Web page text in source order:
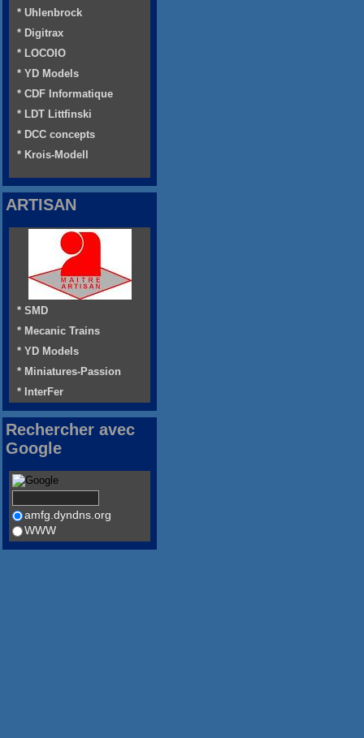
* Uhlenbrock
* Digitrax
* LOCOIO
* YD Models
* CDF Informatique
* LDT Littfinski
* DCC concepts
* Krois-Modell
ARTISAN
* SMD
* Mecanic Trains
* YD Models
* Miniatures-Passion
* InterFer
Rechercher avec
Google
amfg.dyndns.org
WWW